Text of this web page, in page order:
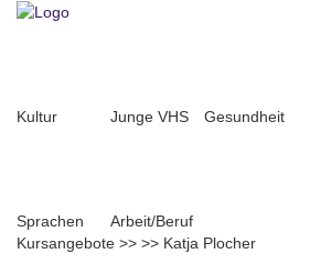
Kultur Junge VHS Gesundheit
Sprachen
Arbeit/Beruf
Kursangebote >> >> Katja Plocher